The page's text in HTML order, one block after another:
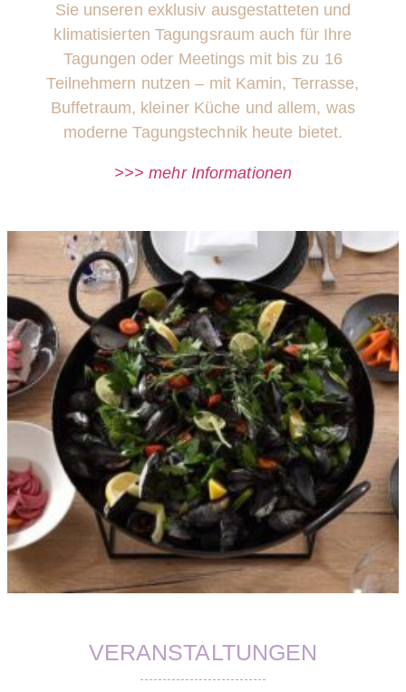
Sie unseren exklusiv ausgestatteten und
klimatisierten Tagungsraum auch für Ihre
Tagungen oder Meetings mit bis zu 16
Teilnehmern nutzen – mit Kamin, Terrasse,
Buffetraum, kleiner Küche und allem, was
moderne Tagungstechnik heute bietet.
>>> mehr Informationen
VERANSTALTUNGEN